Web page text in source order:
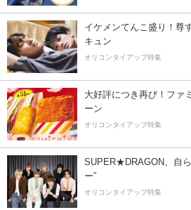
イケメンてんこ盛り！尊
キュン
オリコンタイアップ特集
大好評につき再び！ファ
ーン
オリコンタイアップ特集
SUPER★DRAGON、自
ー”
オリコンタイアップ特集